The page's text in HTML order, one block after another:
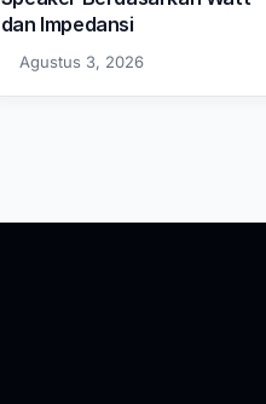
dan Impedansi
Agustus 3, 2026